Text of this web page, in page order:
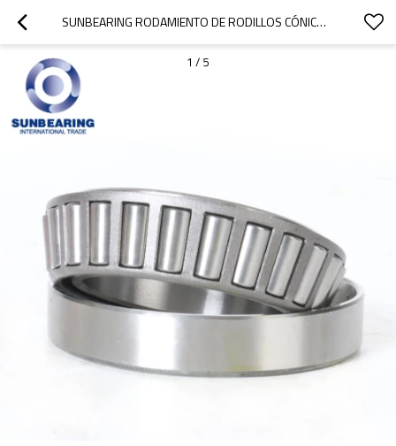
SUNBEARING RODAMIENTO DE RODILLOS CÓNICOS 32020X PLATA 100 * 150 * 32 MM ACERO AL CROMO GCR15
1 / 5